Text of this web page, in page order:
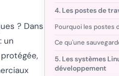
? Dans
un
4. Les postes de
Pourquoi les postes
Ce qu'une
5. Les systèmes
développement